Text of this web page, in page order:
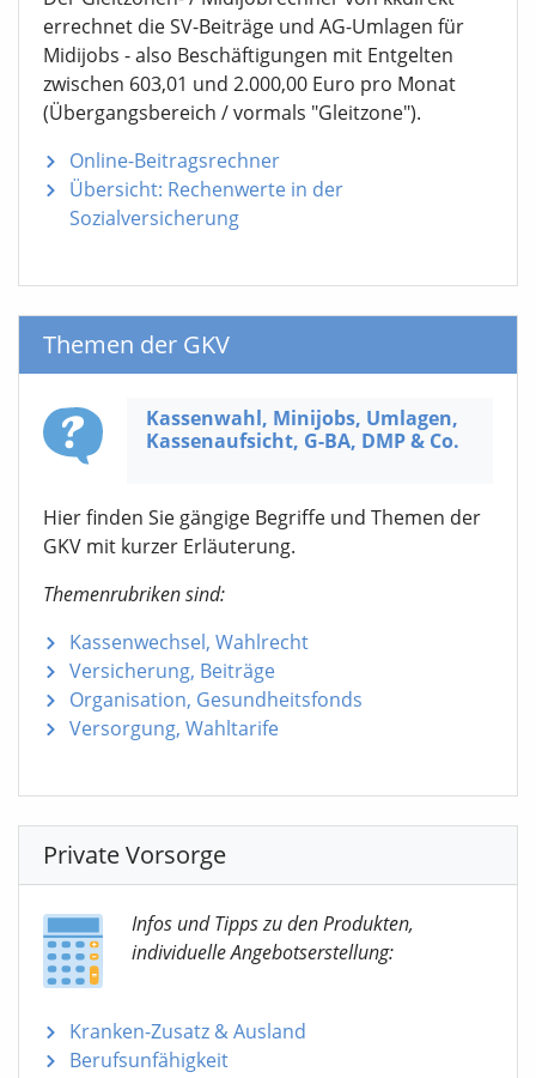
errechnet die SV-Beiträge und AG-Umlagen für
Midijobs - also Beschäftigungen mit Entgelten
zwischen 603,01 und 2.000,00 Euro pro Monat
(Übergangsbereich / vormals "Gleitzone").
Online-Beitragsrechner
Übersicht: Rechenwerte in der
Sozialversicherung
Themen der GKV
Kassenwahl, Minijobs, Umlagen,
Kassen­aufsicht, G-BA, DMP & Co.
Hier finden Sie gängige Begriffe und Themen der
GKV mit kurzer Erläuterung.
Themenrubriken sind:
Kassenwechsel, Wahlrecht
Versicherung, Beiträge
Organisation, Gesundheitsfonds
Versorgung, Wahltarife
Private Vorsorge
Infos und Tipps zu den Produkten,
individuelle Angebotserstellung:
Kranken-Zusatz & Ausland
Berufsunfähigkeit